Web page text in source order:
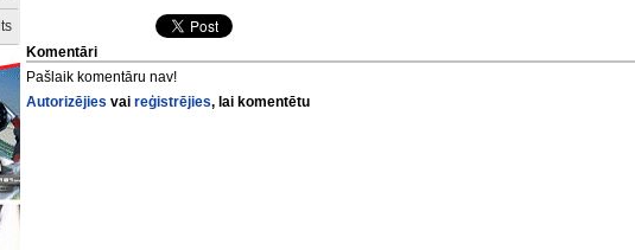
Komentāri
Pašlaik komentāru nav!
Autorizējies vai reģistrējies, lai komentētu